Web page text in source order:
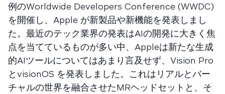
例のWorldwide Developers Conference (WWDC)
を開催し、Apple が新製品や新機能を発表しまし
た。最近のテック業界の発表はAIの開発に大きく焦
点を当てているものが多い中、Appleは新たな生成
的AIツールについてはあまり言及せず、Vision Pro
とvisionOS を発表しました。これはリアルとバー
チャルの世界を融合させたMRヘッドセットと、そ